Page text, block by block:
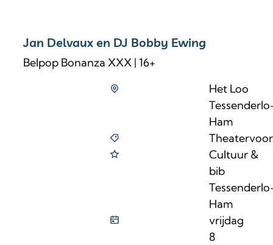
Jan Delvaux en DJ Bobby Ewing
Belpop Bonanza XXX | 16+
Het Loo
Ham
Cultuur &
bib
Ham
vrijdag
8